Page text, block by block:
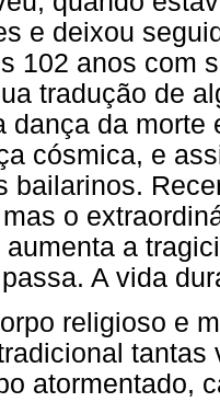
e deixou
102 anos com
tradução de
dança da
cósmica, e
bailarinos.
o
a
A vida
religioso e
atormentado,